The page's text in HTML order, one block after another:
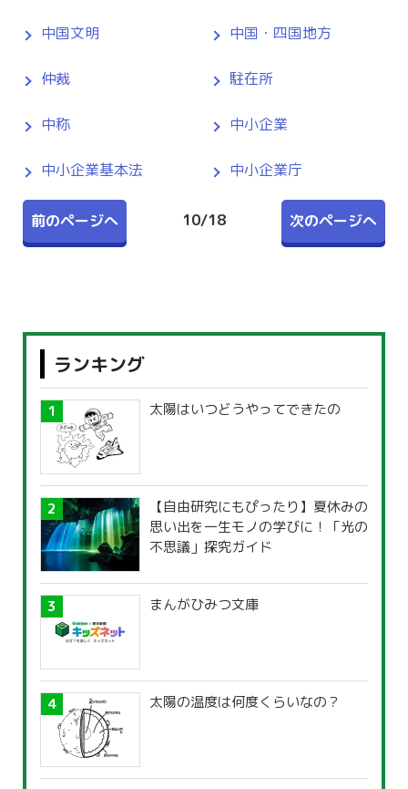
中国文明 中国・四国地方
仲裁 駐在所
中称 中小企業
中小企業基本法 中小企業庁
前のページへ 次のページへ
10/18
ランキング
太陽はいつどうやってできたの
【自由研究にもぴったり】夏休みの
思い出を一生モノの学びに！「光の
不思議」探究ガイド
まんがひみつ文庫
太陽の温度は何度くらいなの？